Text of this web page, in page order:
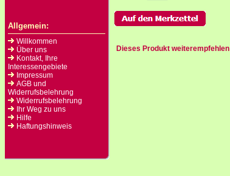
Allgemein:
Willkommen
Über uns
Kontakt, Ihre
Interessengebiete
Impressum
AGB und
Widerrufsbelehrung
Widerrufsbelehrung
Ihr Weg zu uns
Hilfe
Haftungshinweis
Dieses Produkt weiterempfehlen